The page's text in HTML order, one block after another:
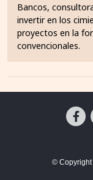
Bancos,
invertir en los
proyectos en la
convencionales.
© Copyright